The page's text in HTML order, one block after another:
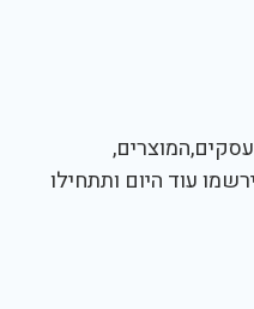
עוד היום ותתחילו